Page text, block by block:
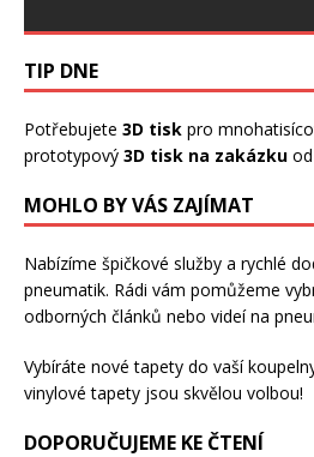
TIP DNE
Potřebujete 3D tisk pro
prototypový 3D tisk na zakázku od
MOHLO BY VÁS ZAJÍMAT
Nabízíme špičkové služby a rychlé
pneumatik. Rádi vám pomůžeme
odborných článků nebo videí na
Vybíráte nové tapety do vaší
vinylové tapety jsou skvělou volbou!
DOPORUČUJEME KE ČTENÍ